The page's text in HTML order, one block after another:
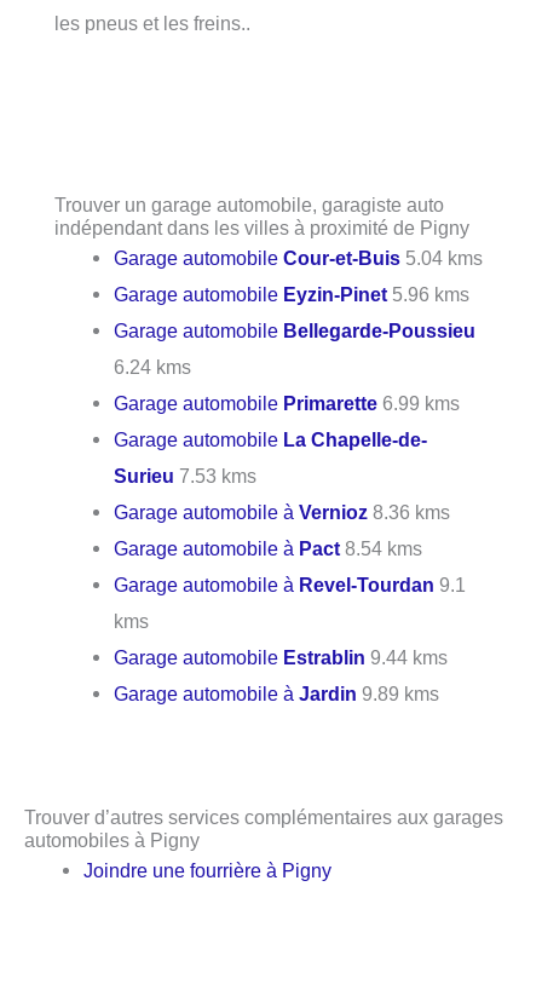
les pneus et les freins..
Trouver un garage automobile, garagiste auto
indépendant dans les villes à proximité de Pigny
Garage automobileCour-et-Buis 5.04 kms
Garage automobile Eyzin-Pinet 5.96 kms
Garage automobile Bellegarde-Poussieu
6.24 kms
Garage automobile Primarette 6.99 kms
Garage automobile La Chapelle-de-
Surieu 7.53 kms
Garage automobile àVernioz 8.36 kms
Garage automobile à Pact 8.54 kms
Garage automobile à Revel-Tourdan 9.1
kms
Garage automobile Estrablin 9.44 kms
Garage automobile àJardin 9.89 kms
Trouver d’autres services complémentaires aux garages
automobiles à Pigny
Joindre une fourrière à Pigny